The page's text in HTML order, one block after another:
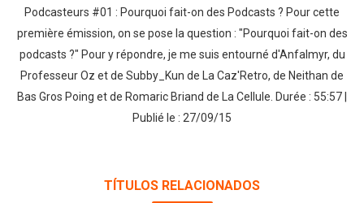
Podcasteurs #01 : Pourquoi fait-on des Podcasts ? Pour cette
première émission, on se pose la question : "Pourquoi fait-on des
podcasts ?" Pour y répondre, je me suis entourné d'Anfalmyr, du
Professeur Oz et de Subby_Kun de La Caz'Retro, de Neithan de
Bas Gros Poing et de Romaric Briand de La Cellule. Durée : 55:57 |
Publié le : 27/09/15
TÍTULOS RELACIONADOS